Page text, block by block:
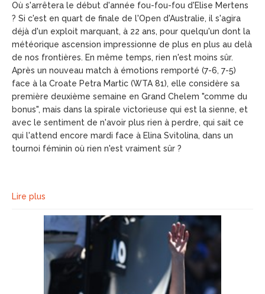
Où s'arrêtera le début d'année fou-fou-fou d'Elise Mertens
? Si c'est en quart de finale de l'Open d'Australie, il s'agira
déjà d'un exploit marquant, à 22 ans, pour quelqu'un dont la
météorique ascension impressionne de plus en plus au delà
de nos frontières. En même temps, rien n'est moins sûr.
Après un nouveau match à émotions remporté (7-6, 7-5)
face à la Croate Petra Martic (WTA 81), elle considère sa
première deuxième semaine en Grand Chelem "comme du
bonus", mais dans la spirale victorieuse qui est la sienne, et
avec le sentiment de n'avoir plus rien à perdre, qui sait ce
qui l'attend encore mardi face à Elina Svitolina, dans un
tournoi féminin où rien n'est vraiment sûr ?
Lire plus